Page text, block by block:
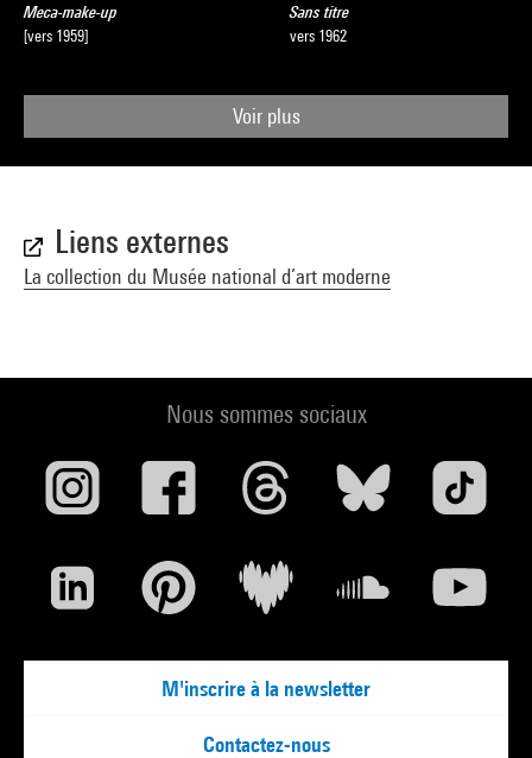
Meca-make-up
[vers 1959]
Sans titre
vers 1962
Voir plus
Liens externes
La collection du Musée national d’art moderne
Nous sommes sociaux
M'inscrire à la newsletter
Contactez-nous